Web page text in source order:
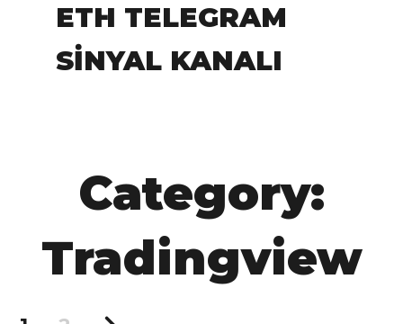
ETH TELEGRAM
SINYAL KANALI
Category:
Tradingview